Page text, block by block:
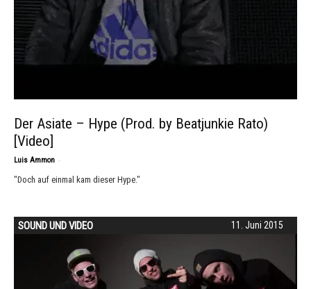
Der Asiate – Hype (Prod. by Beatjunkie Rato)
[Video]
Luis Ammon -
"Doch auf einmal kam dieser Hype."
11. Juni 2015
SOUND UND VIDEO